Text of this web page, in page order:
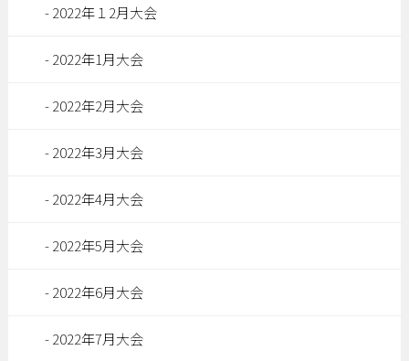
2022年１2月大会
2022年1月大会
2022年2月大会
2022年3月大会
2022年4月大会
2022年5月大会
2022年6月大会
2022年7月大会